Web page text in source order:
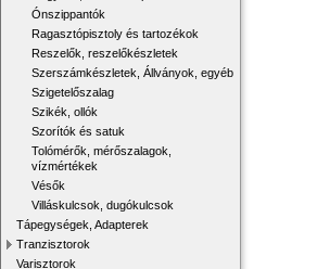
Ónszippantók
Ragasztópisztoly és tartozékok
Reszelők, reszelőkészletek
Szerszámkészletek, Állványok, egyéb
Szigetelőszalag
Szikék, ollók
Szorítók és satuk
Tolómérők, mérőszalagok,
vízmértékek
Vésők
Villáskulcsok, dugókulcsok
Tápegységek, Adapterek
Tranzisztorok
Varisztorok